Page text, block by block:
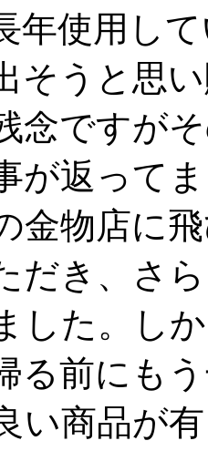
年使用し
そうと思
念ですが
が返って
金物店に
だき、さ
した。し
る前にも
い商品が